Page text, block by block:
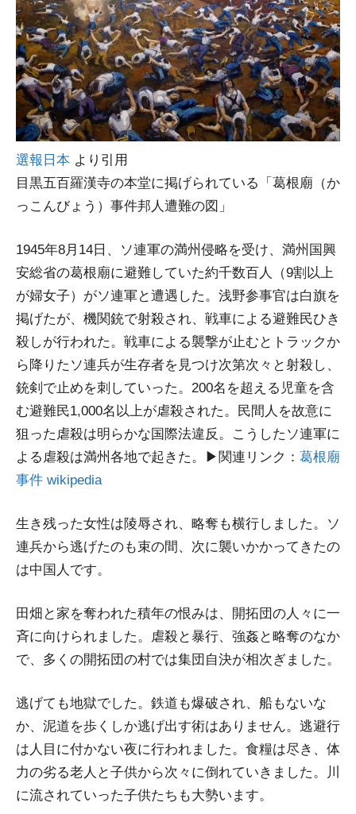
選報日本 より引用
目黒五百羅漢寺の本堂に掲げられている「葛根廟（か
っこんびょう）事件邦人遭難の図」
1945年8月14日、ソ連軍の満州侵略を受け、満州国興
安総省の葛根廟に避難していた約千数百人（9割以上
が婦女子）がソ連軍と遭遇した。浅野参事官は白旗を
掲げたが、機関銃で射殺され、戦車による避難民ひき
殺しが行われた。戦車による襲撃が止むとトラックか
ら降りたソ連兵が生存者を見つけ次第次々と射殺し、
銃剣で止めを刺していった。200名を超える児童を含
む避難民1,000名以上が虐殺された。民間人を故意に
狙った虐殺は明らかな国際法違反。こうしたソ連軍に
よる虐殺は満州各地で起きた。▶関連リンク： 葛根廟
事件 wikipedia
生き残った女性は陵辱され、略奪も横行しました。ソ
連兵から逃げたのも束の間、次に襲いかかってきたの
は中国人です。
田畑と家を奪われた積年の恨みは、開拓団の人々に一
斉に向けられました。虐殺と暴行、強姦と略奪のなか
で、多くの開拓団の村では集団自決が相次ぎました。
逃げても地獄でした。鉄道も爆破され、船もないな
か、泥道を歩くしか逃げ出す術はありません。逃避行
は人目に付かない夜に行われました。食糧は尽き、体
力の劣る老人と子供から次々に倒れていきました。川
に流されていった子供たちも大勢います。